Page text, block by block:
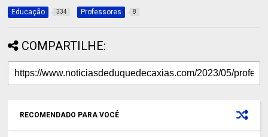
Educação 334 Professores 8
COMPARTILHE:
RECOMENDADO PARA VOCÊ